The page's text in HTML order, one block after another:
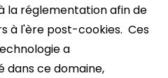
la réglementation afin de
à l'ère post-cookies. Ces
a
dans ce domaine,